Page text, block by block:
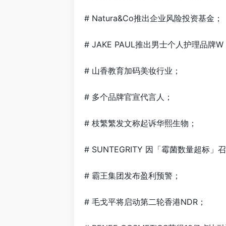
# Natura&Co推出企业风险投资基金；
# JAKE PAUL推出男士个人护理品牌W
# 山香教育加码美妆行业；
# 多个品牌官宣代言人；
# 枝繁繁发文称起诉华熙生物；
# SUNTEGRITY 因「霉菌数量超标」
# 霸王集团发布盈利预警；
# 毛戈平将启动第二轮香港NDR；